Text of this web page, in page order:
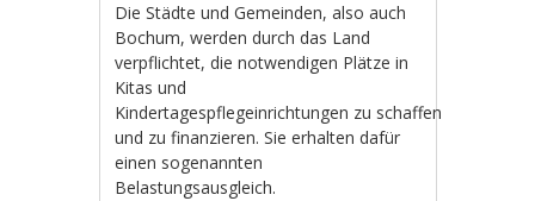
Die Städte und Gemeinden, also auch
Bochum, werden durch das Land
verpflichtet, die notwendigen Plätze in
Kitas und
Kindertagespflegeinrichtungen zu schaffen
und zu finanzieren. Sie erhalten dafür
einen sogenannten
Belastungsausgleich.